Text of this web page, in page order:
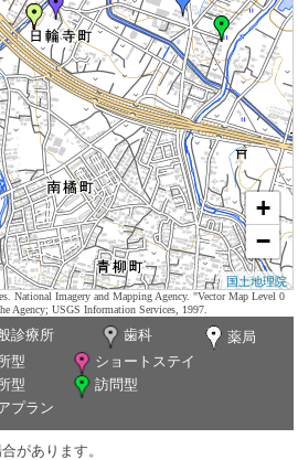
+
−
国土地理院
National Imagery and Mapping Agency. "Vector Map Level 0
Agency; USGS Information Services, 1997.
診療所 歯科
薬局
型
ショートステイ
型
訪問型
プラン
があります。